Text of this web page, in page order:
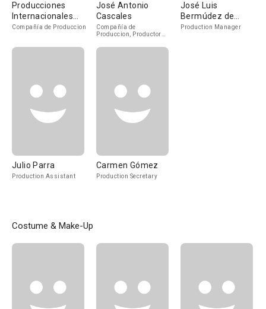
Producciones
Internacionales
Cinematográficas
Compañía de Produccion
José Antonio
Cascales
Compañía de
Produccion, Productor
José Luis
Bermúdez de
Castro Acaso
Production Manager
Julio Parra
Production Assistant
Carmen Gómez
Production Secretary
Costume & Make-Up